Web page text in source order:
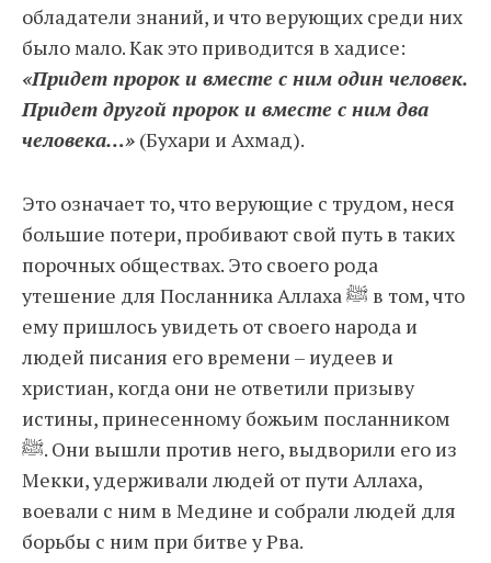
обладатели знаний, и что верующих среди них
было мало. Как это приводится в хадисе:
«Придет пророк и вместе с ним один человек.
Придет другой пророк и вместе с ним два
человека…» (Бухари и Ахмад).
Это означает то, что верующие с трудом, неся
большие потери, пробивают свой путь в таких
порочных обществах. Это своего рода
утешение для Посланника Аллаха ﷺ в том, что
ему пришлось увидеть от своего народа и
людей писания его времени – иудеев и
христиан, когда они не ответили призыву
истины, принесенному божьим посланником
ﷺ. Они вышли против него, выдворили его из
Мекки, удерживали людей от пути Аллаха,
воевали с ним в Медине и собрали людей для
борьбы с ним при битве у Рва.